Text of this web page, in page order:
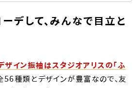
デして、みんなで目立と
ザイン振袖はスタジオアリスの「ふ
56種類とデザインが豊富なので、友